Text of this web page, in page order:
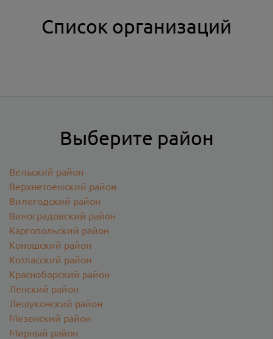
Список организаций
Выберите район
Вельский район
Верхнетоемский район
Вилегодский район
Виноградовский район
Каргопольский район
Коношский район
Котласский район
Красноборский район
Ленский район
Лешуконский район
Мезенский район
Мирный район